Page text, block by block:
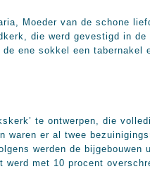
Moeder van de schone
die werd gevestigd in
ene sokkel een tabernakel
te ontwerpen, die
waren er al twee
werden de bijgebouwen
met 10 procent